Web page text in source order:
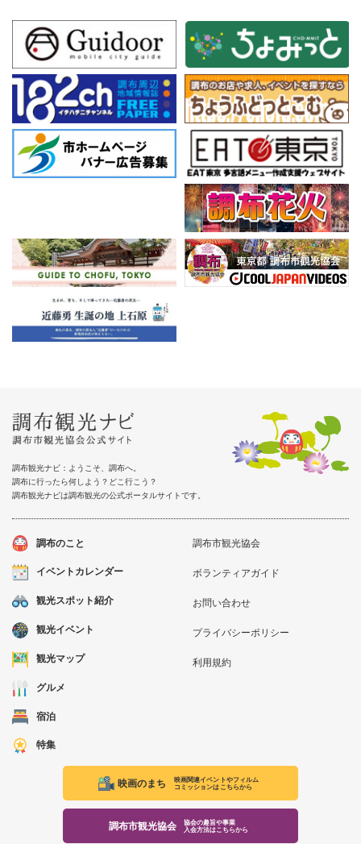
調布観光ナビ：ようこそ、調布へ。
調布に行ったら何しよう？どこ行こう？
調布観光ナビは調布観光の公式ポータルサイトです。
調布のこと
イベントカレンダー
観光スポット紹介
観光イベント
観光マップ
グルメ
宿泊
特集
調布市観光協会
ボランティアガイド
お問い合わせ
プライバシーポリシー
利用規約
映画のまち
映画関連イベントやフィルム
コミッションはこちらから
調布市観光協会
協会の趣旨や事業
入会方法はこちらから